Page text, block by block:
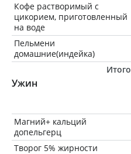
Кофе растворимый с
цикорием, приготовленный
на воде
Пельмени
домашние(индейка)
Итого
Ужин
Магний+ кальций
допельгерц
Творог 5% жирности